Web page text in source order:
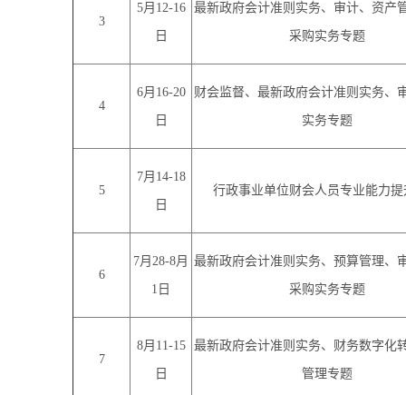
3
5月12-16
日
最新政府会计准则实务、审计、资产
采购实务专题
4
6月16-20
日
财会监督、最新政府会计准则实务、
实务专题
5
7月14-18
日
行政事业单位财会人员专业能力提
6
7月28-8月
1日
最新政府会计准则实务、预算管理、
采购实务专题
7
8月11-15
日
最新政府会计准则实务、财务数字化
管理专题